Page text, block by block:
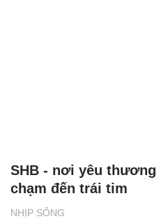
NHỊP SỐNG
SHB - nơi yêu
chạm đến trái tim